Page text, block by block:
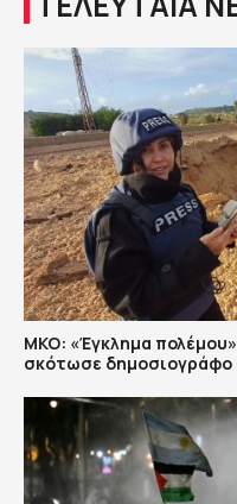
ΜΚΟ: «Έγκλημα
σκότωσε δημοσιογράφο